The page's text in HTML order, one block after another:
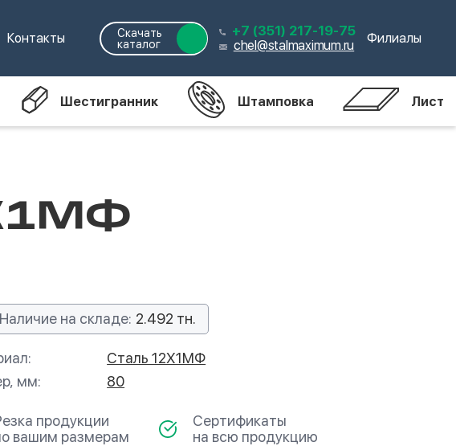
Контакты
Скачать
каталог
+7 (351) 217-19-75
chel@stalmaximum.ru Филиалы
Шестигранник Штамповка Лист
Наличие на складе: 2.492 тн.
Сталь 12Х1МФ
мм:
80
продукции
вашим размерам
Сертификаты
на всю продукцию